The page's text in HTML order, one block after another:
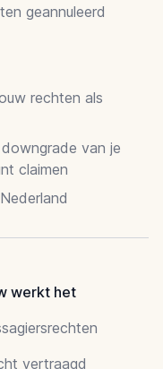
geannuleerd
rechten als
van je
claimen
werkt het
vertraagd